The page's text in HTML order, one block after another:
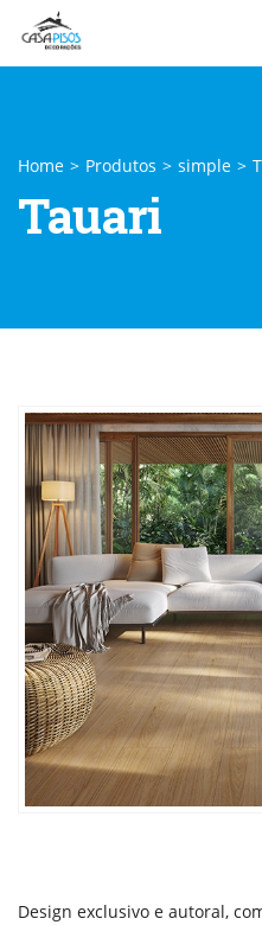
Home > Produtos > simple >
Tauari
Design exclusivo e autoral,